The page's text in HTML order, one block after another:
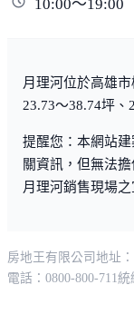
10:00～19:00
月理河位於高雄
23.73～38.74坪、
提醒您：本網站
關資訊，但無法
月理河銷售現場之
房地王有限公司 地址
電話：0800-800-711統